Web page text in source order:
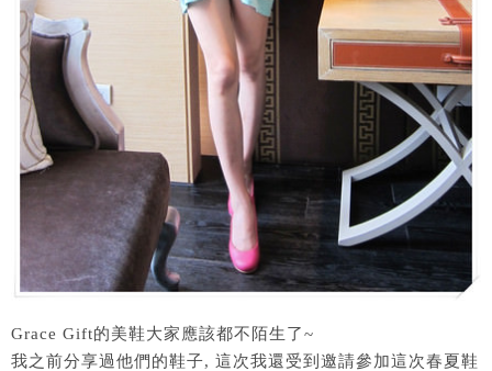
Grace Gift的美鞋大家應該都不陌生了~
我之前分享過他們的鞋子, 這次我還受到邀請參加這次春夏鞋